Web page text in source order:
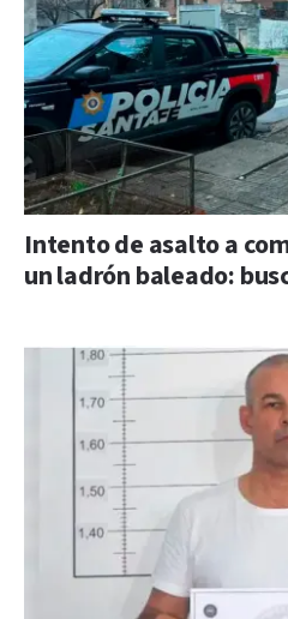
Intento de asalto a
un ladrón baleado: